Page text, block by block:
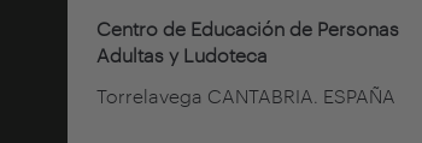
Centro de Educación de Personas
Adultas y Ludoteca
Torrelavega CANTABRIA. ESPAÑA